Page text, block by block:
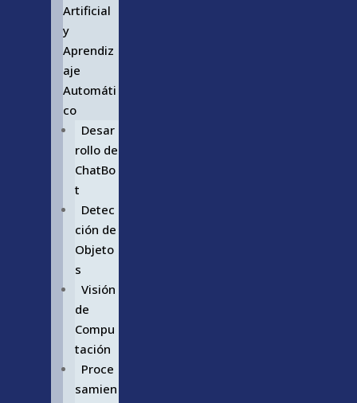
Artificial
y
Aprendiz
aje
Automáti
co
Desar
rollo de
ChatBo
t
Detec
ción de
Objeto
s
Visión
de
Compu
tación
Proce
samien